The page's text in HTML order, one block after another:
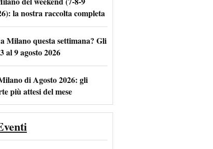
la nostra raccolta completa
Milano questa settimana? Gli
al 9 agosto 2026
di Agosto 2026: gli
più attesi del mese